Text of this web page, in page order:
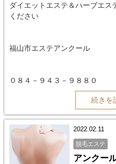
ダイエットエステ＆ハーブエ
ください
福山市エステアンクール
０８４－９４３－９８８０
続きを
2022.02.11
脱毛エステ
アンクー